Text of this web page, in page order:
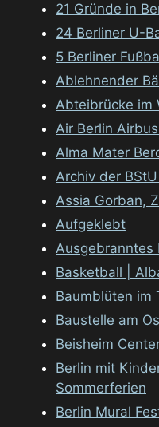
21 Gründe in
24 Berliner U-
5 Berliner
Ablehnender
Abteibrücke im
Air Berlin
Alma Mater
Archiv der
Assia Gorban,
Aufgeklebt
Ausgebranntes
Basketball |
Baumblüten im
Baustelle am
Beisheim
Berlin mit
Sommerferien
Berlin Mural